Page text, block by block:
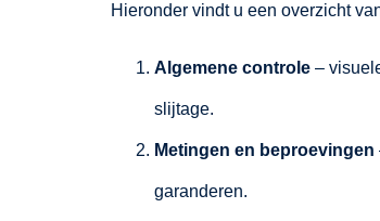
Hieronder vindt u een overzicht
Algemene controle –
slijtage.
Metingen en beproevingen
garanderen.